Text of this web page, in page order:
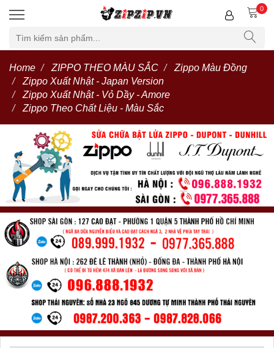
0
Home ZIPPO THEO MÀU SẮC
Zippo Màu Đồng
Zippo Xuất Nhật - Japan Version
Zippo Xuất Nhật - Vỏ Dầy - Amore
Zippo Theo Chất Liệu - Màu Sắc